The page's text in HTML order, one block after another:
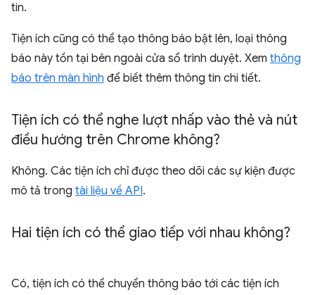
tin.
Tiện ích cũng có thể tạo thông báo bật lên, loại thông
báo này tồn tại bên ngoài cửa sổ trình duyệt. Xem thông
báo trên màn hình để biết thêm thông tin chi tiết.
Tiện ích có thể nghe lượt nhấp vào thẻ và nút
điều hướng trên Chrome không?
Không. Các tiện ích chỉ được theo dõi các sự kiện được
mô tả trong tài liệu về API.
Hai tiện ích có thể giao tiếp với nhau không?
Có, tiện ích có thể chuyển thông báo tới các tiện ích